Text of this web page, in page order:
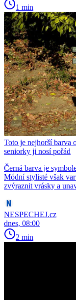
1 min
Toto je nejhorší barva
seniorky ji nosí pořád
Černá barva je
Módní stylisté však
zvýraznit vrásky a
NESPECHEJ.cz
dnes, 08:00
2 min